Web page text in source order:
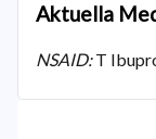
Aktuella
NSAID:T